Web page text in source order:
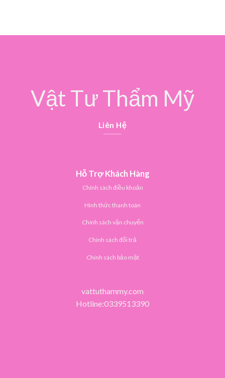
Vật Tư Thẩm Mỹ
Liên Hệ
Hỗ Trợ Khách Hàng
Chính sách điều khoản
Hình thức thanh toán
Chính sách vận chuyển
Chính sách đổi trả
Chính sách bảo mật
vattuthammy.com
Hotline:0339513390